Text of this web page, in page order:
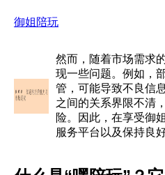
御姐陪玩
然而，随着市场需求
现一些问题。例如，
管，可能导致不良信
之间的关系界限不清
险。因此，在享受御
服务平台以及保持良